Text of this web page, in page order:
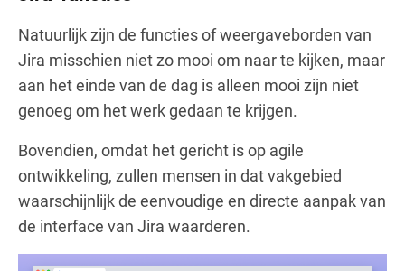
Natuurlijk zijn de functies of weergaveborden van
Jira misschien niet zo mooi om naar te kijken, maar
aan het einde van de dag is alleen mooi zijn niet
genoeg om het werk gedaan te krijgen.
Bovendien, omdat het gericht is op agile
ontwikkeling, zullen mensen in dat vakgebied
waarschijnlijk de eenvoudige en directe aanpak van
de interface van Jira waarderen.